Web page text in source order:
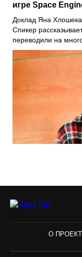
игре Space
Доклад Яна
Спикер
переводили на
О